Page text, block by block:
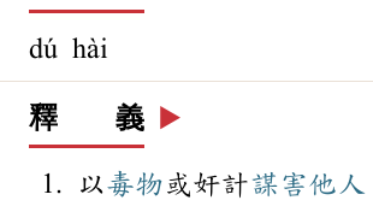
dú hài
釋 義 ▶️
以毒物或奸計謀害他人